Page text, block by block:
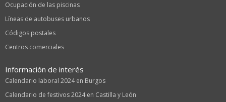
Ocupación de las piscinas
Líneas de autobuses urbanos
Códigos postales
Centros comerciales
Información de interés
Calendario laboral 2024 en Burgos
Calendario de festivos 2024 en Castilla y León